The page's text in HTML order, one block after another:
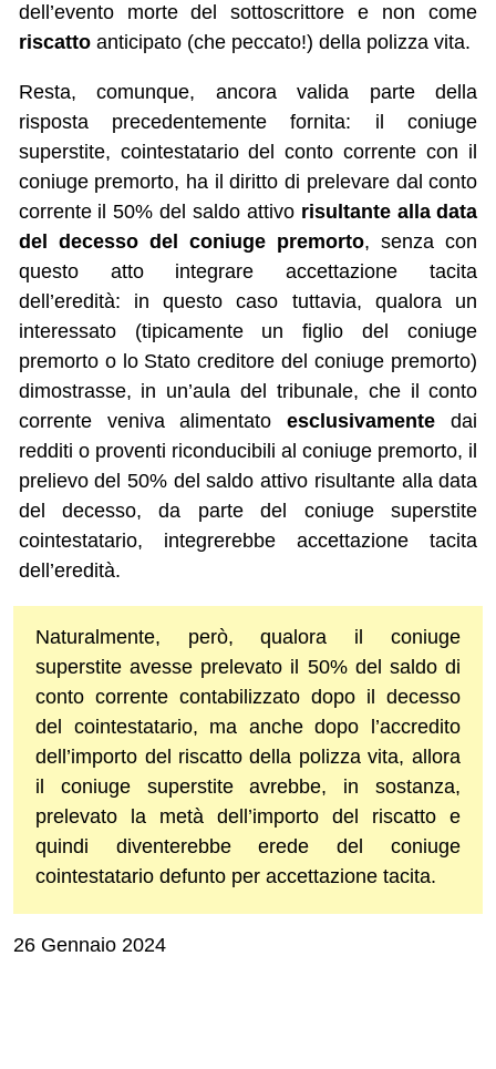
dell’evento morte del sottoscrittore e non come
riscattoanticipato (che peccato!) della polizza vita.
Resta, comunque, ancora valida parte della
risposta precedentemente fornita: il coniuge
superstite, cointestatario del conto corrente con il
coniuge premorto, ha il diritto di prelevare dal conto
corrente il 50% del saldo attivo risultante alla data
del decesso del coniuge premorto, senza con
questo atto integrare accettazione tacita
dell’eredità: in questo caso tuttavia, qualora un
interessato (tipicamente un figlio del coniuge
premorto o lo Stato creditore del coniuge premorto)
dimostrasse, in un’aula del tribunale, che il conto
corrente veniva alimentatoesclusivamente dai
redditi o proventi riconducibili al coniuge premorto, il
prelievo del 50% del saldo attivo risultante alla data
del decesso, da parte del coniuge superstite
cointestatario, integrerebbe accettazione tacita
dell’eredità.
Naturalmente, però, qualora il coniuge
superstite avesse prelevato il 50% del saldo di
conto corrente contabilizzato dopo il decesso
del cointestatario, ma anche dopo l’accredito
dell’importo del riscatto della polizza vita, allora
il coniuge superstite avrebbe, in sostanza,
prelevato la metà dell’importo del riscatto e
quindi diventerebbe erede del coniuge
cointestatario defunto per accettazione tacita.
26 Gennaio 2024